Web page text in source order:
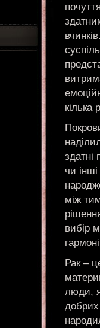
кілька
здатні
чи
між
вибір
Рак –
люди,